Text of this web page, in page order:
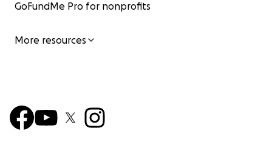
GoFundMe Pro for nonprofits
More resources